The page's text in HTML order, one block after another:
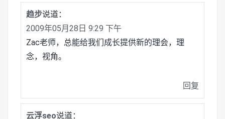
趋步说道：
2009年05月28日 9:29 下午
Zac老师，总能给我们成长提供新的理会，理
念，视角。
回复
云浮seo说道：